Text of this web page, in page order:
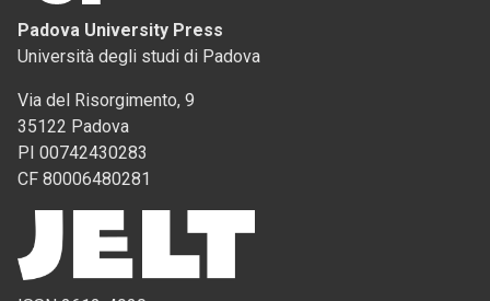
Padova University Press
Università degli studi di Padova
Via del Risorgimento, 9
35122 Padova
PI 00742430283
CF 80006480281